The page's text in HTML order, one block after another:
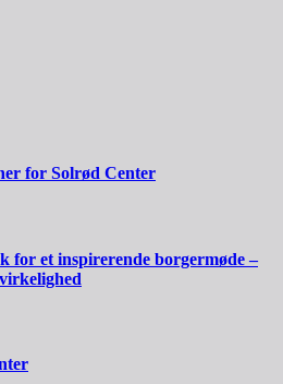
for Solrød Center
for et inspirerende borgermøde –